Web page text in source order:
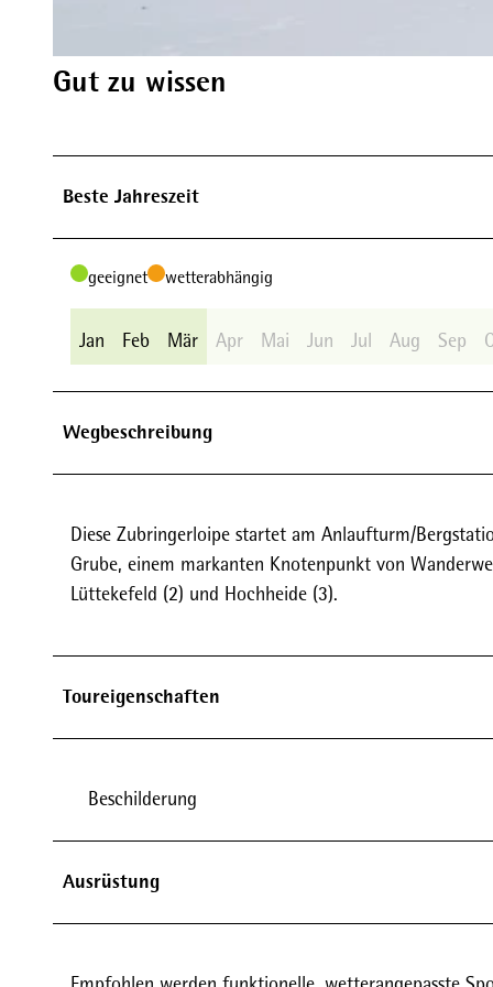
Gut zu wissen
Beste Jahreszeit
geeignet wetterabhängig
Jan Feb Mär Apr Mai Jun Jul Aug Sep
Wegbeschreibung
Diese Zubringerloipe startet am Anlaufturm/
Grube, einem markanten Knotenpunkt von
Lüttekefeld (2) und Hochheide (3).
Toureigenschaften
Beschilderung
Ausrüstung